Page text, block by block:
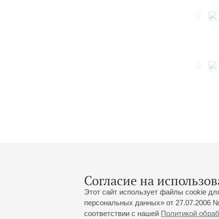
Согласие на
Этот сайт использует файлы cookie
персональных данных» от 27.07.2006
соответствии с нашей Политикой